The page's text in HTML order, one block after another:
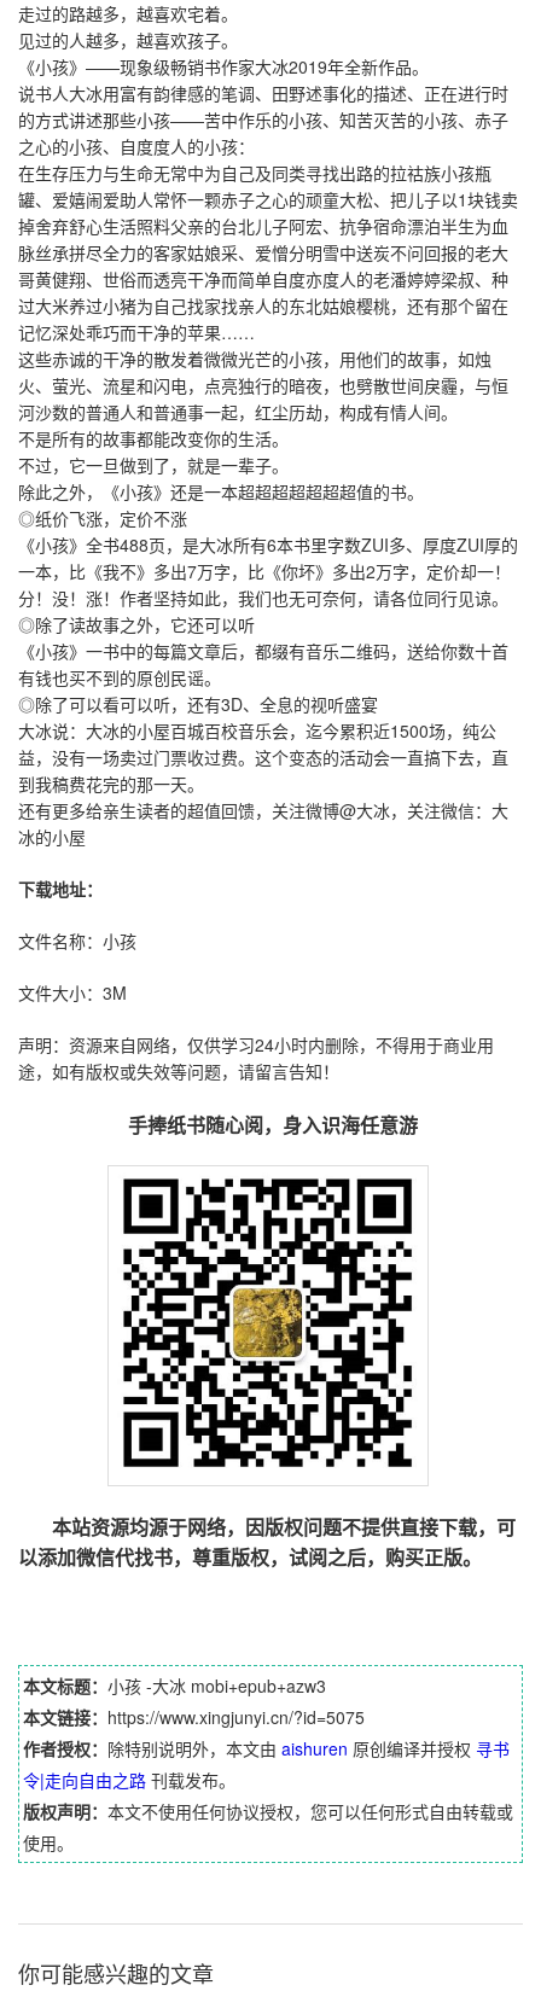
走过的路越多，越喜欢宅着。
见过的人越多，越喜欢孩子。
《小孩》——现象级畅销书作家大冰2019年全新作品。
说书人大冰用富有韵律感的笔调、田野述事化的描述、正在进行时
的方式讲述那些小孩——苦中作乐的小孩、知苦灭苦的小孩、赤子
之心的小孩、自度度人的小孩：
在生存压力与生命无常中为自己及同类寻找出路的拉祜族小孩瓶
罐、爱嬉闹爱助人常怀一颗赤子之心的顽童大松、把儿子以1块钱卖
掉舍弃舒心生活照料父亲的台北儿子阿宏、抗争宿命漂泊半生为血
脉丝承拼尽全力的客家姑娘采、爱憎分明雪中送炭不问回报的老大
哥黄健翔、世俗而透亮干净而简单自度亦度人的老潘婷婷梁叔、种
过大米养过小猪为自己找家找亲人的东北姑娘樱桃，还有那个留在
记忆深处乖巧而干净的苹果……
这些赤诚的干净的散发着微微光芒的小孩，用他们的故事，如烛
火、萤光、流星和闪电，点亮独行的暗夜，也劈散世间戾霾，与恒
河沙数的普通人和普通事一起，红尘历劫，构成有情人间。
不是所有的故事都能改变你的生活。
不过，它一旦做到了，就是一辈子。
除此之外，《小孩》还是一本超超超超超超超值的书。
◎纸价飞涨，定价不涨
《小孩》全书488页，是大冰所有6本书里字数ZUI多、厚度ZUI厚的
一本，比《我不》多出7万字，比《你坏》多出2万字，定价却一！
分！没！涨！作者坚持如此，我们也无可奈何，请各位同行见谅。
◎除了读故事之外，它还可以听
《小孩》一书中的每篇文章后，都缀有音乐二维码，送给你数十首
有钱也买不到的原创民谣。
◎除了可以看可以听，还有3D、全息的视听盛宴
大冰说：大冰的小屋百城百校音乐会，迄今累积近1500场，纯公
益，没有一场卖过门票收过费。这个变态的活动会一直搞下去，直
到我稿费花完的那一天。
还有更多给亲生读者的超值回馈，关注微博@大冰，关注微信：大
冰的小屋
下载地址：
文件名称：小孩
文件大小：3M
声明：资源来自网络，仅供学习24小时内删除，不得用于商业用
途，如有版权或失效等问题，请留言告知！
手捧纸书随心阅，身入识海任意游
本站资源均源于网络，因版权问题不提供直接下载，可
以添加微信代找书，尊重版权，试阅之后，购买正版。
本文标题： 小孩 -大冰 mobi+epub+azw3
本文链接： https://www.xingjunyi.cn/?id=5075
作者授权： 除特别说明外，本文由 aishuren 原创编译并授权 寻书
令|走向自由之路 刊载发布。
版权声明： 本文不使用任何协议授权，您可以任何形式自由转载或
使用。
你可能感兴趣的文章